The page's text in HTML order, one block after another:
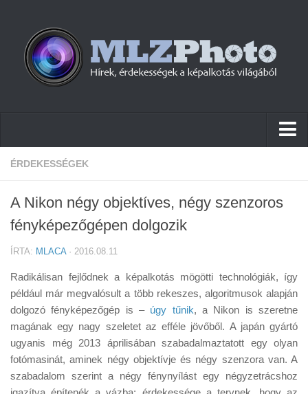
Hírek
Cikkek
Szoftver
Tudástár
Tanácsok
Érdekességek
Helyszíni Riport
E-BB
ÉRDEKESSÉGEK
A Nikon négy objektíves, négy szenzoros
fényképezőgépen dolgozik
ÍRTA: MLACA· 2016.08.11
Radikálisan fejlődnek a képalkotás mögötti technológiák, így
például már megvalósult a több rekeszes, algoritmusok alapján
dolgozó fényképezőgép is – úgy tűnik, a Nikon is szeretne
magának egy nagy szeletet az efféle jövőből. A japán gyártó
ugyanis még 2013 áprilisában szabadalmaztatott egy olyan
fotómasinát, aminek négy objektívje és négy szenzora van. A
szabadalom szerint a négy fénynyílást egy négyzetrácshoz